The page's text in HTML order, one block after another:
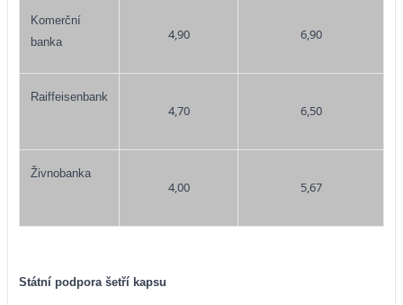
Komerční
banka
4,90 6,90
Raiffeisenbank
4,70 6,50
Živnobanka
4,00 5,67
Státní podpora šetří kapsu